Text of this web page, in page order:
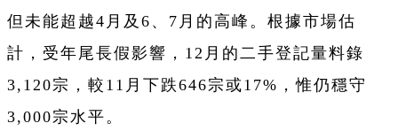
但未能超越4月及6、7月的高峰。根據市場估
計，受年尾長假影響，12月的二手登記量料錄
3,120宗，較11月下跌646宗或17%，惟仍穩守
3,000宗水平。